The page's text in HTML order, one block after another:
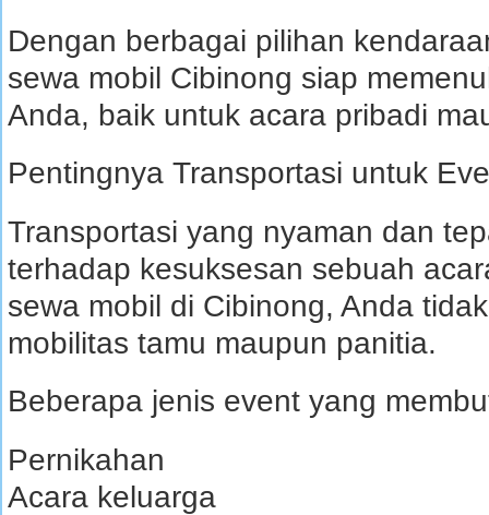
Dengan berbagai pilihan
sewa mobil Cibinong siap
Anda, baik untuk acara pribadi
Pentingnya Transportasi untuk
Transportasi yang nyaman dan
terhadap kesuksesan sebuah
sewa mobil di Cibinong, Anda
mobilitas tamu maupun panitia.
Beberapa jenis event yang
Pernikahan
Acara keluarga